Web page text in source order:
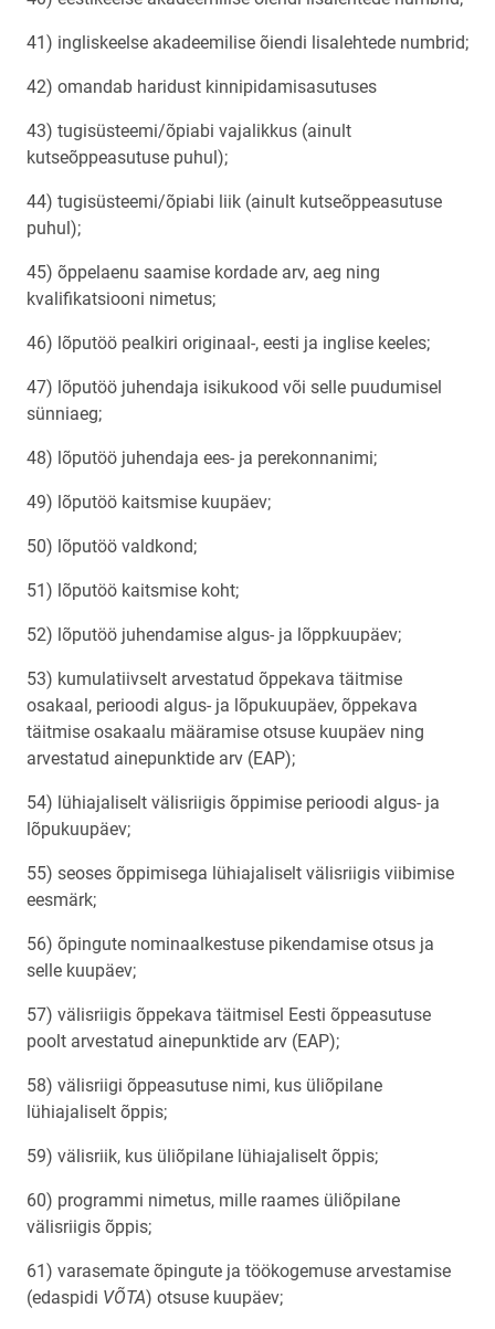
41) ingliskeelse akadeemilise õiendi lisalehtede numbrid;
42) omandab haridust kinnipidamisasutuses
43) tugisüsteemi/õpiabi vajalikkus (ainult
kutseõppeasutuse puhul);
44) tugisüsteemi/õpiabi liik (ainult kutseõppeasutuse
puhul);
45) õppelaenu saamise kordade arv, aeg ning
kvalifikatsiooni nimetus;
46) lõputöö pealkiri originaal-, eesti ja inglise keeles;
47) lõputöö juhendaja isikukood või selle puudumisel
sünniaeg;
48) lõputöö juhendaja ees- ja perekonnanimi;
49) lõputöö kaitsmise kuupäev;
50) lõputöö valdkond;
51) lõputöö kaitsmise koht;
52) lõputöö juhendamise algus- ja lõppkuupäev;
53) kumulatiivselt arvestatud õppekava täitmise
osakaal, perioodi algus- ja lõpukuupäev, õppekava
täitmise osakaalu määramise otsuse kuupäev ning
arvestatud ainepunktide arv (EAP);
54) lühiajaliselt välisriigis õppimise perioodi algus- ja
lõpukuupäev;
55) seoses õppimisega lühiajaliselt välisriigis viibimise
eesmärk;
56) õpingute nominaalkestuse pikendamise otsus ja
selle kuupäev;
57) välisriigis õppekava täitmisel Eesti õppeasutuse
poolt arvestatud ainepunktide arv (EAP);
58) välisriigi õppeasutuse nimi, kus üliõpilane
lühiajaliselt õppis;
59) välisriik, kus üliõpilane lühiajaliselt õppis;
60) programmi nimetus, mille raames üliõpilane
välisriigis õppis;
61) varasemate õpingute ja töökogemuse arvestamise
(edaspidi VÕTA) otsuse kuupäev;